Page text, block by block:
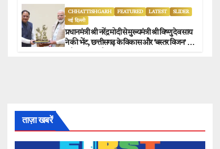
CHHATTISHGARH FEATURED LATEST
SLIDER
नई दिल्ली
प्रधानमंत्री श्री नरेंद्र मोदी से मुख्यमंत्री श्री विष्णु देव साय
ने की भेंट, छत्तीसगढ़ के विकास और ‘बस्तर विजन’ पर
ताज़ा खबरें